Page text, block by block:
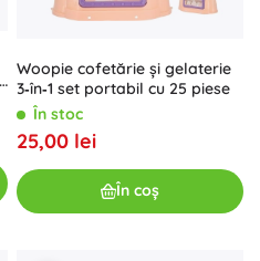
Woopie cofetărie și gelaterie
3‑în‑1 set portabil cu 25 piese
În stoc
25,00 lei
În coș